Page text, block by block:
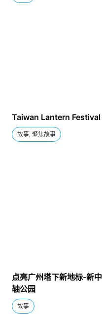
Taiwan Lantern Festival
故事, 聚焦故事
点亮广州塔下新地标-新中
轴公园
故事